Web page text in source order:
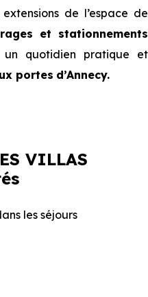
de l’espace de
et stationnements
un quotidien pratique et
portes d’Annecy.
VILLAS
les séjours